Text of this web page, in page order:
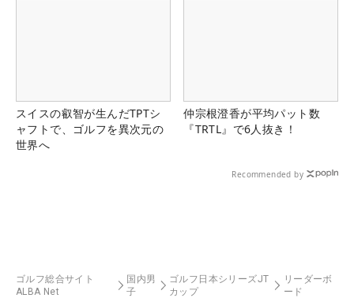
スイスの叡智が生んだTPTシ
ャフトで、ゴルフを異次元の
世界へ
仲宗根澄香が平均パット数
『TRTL』で6人抜き！
Recommended by
ゴルフ総合サイト
ALBA Net
国内男
子
ゴルフ日本シリーズJT
カップ
リーダーボ
ード